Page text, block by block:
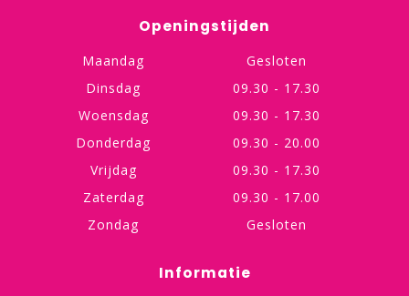
Openingstijden
Maandag
Gesloten
Dinsdag
09.30 - 17.30
Woensdag
09.30 - 17.30
Donderdag
09.30 - 20.00
Vrijdag
09.30 - 17.30
Zaterdag
09.30 - 17.00
Zondag
Gesloten
Informatie